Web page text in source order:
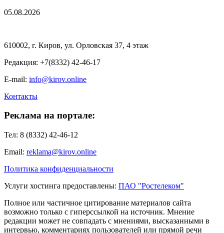
05.08.2026
610002, г. Киров, ул. Орловская 37, 4 этаж
Редакция: +7(8332) 42-46-17
E-mail: info@kirov.online
Контакты
Реклама на портале:
Тел: 8 (8332) 42-46-12
Email: reklama@kirov.online
Политика конфиденциальности
Услуги хостинга предоставлены: ПАО "Ростелеком"
Полное или частичное цитирование материалов сайта
возможно только с гиперссылкой на источник. Мнение
редакции может не совпадать с мнениями, высказанными в
интервью, комментариях пользователей или прямой речи